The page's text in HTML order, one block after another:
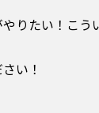
りたい！こう
い！